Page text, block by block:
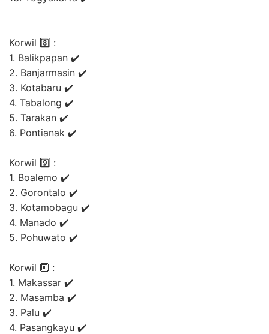
Korwil 8️⃣ :
1. Balikpapan ✔️
2. Banjarmasin ✔️
3. Kotabaru ✔️
4. Tabalong ✔️
5. Tarakan ✔️
6. Pontianak ✔️
Korwil 9️⃣ :
1. Boalemo ✔️
2. Gorontalo ✔️
3. Kotamobagu ✔️
4. Manado ✔️
5. Pohuwato ✔️
Korwil 🔟 :
1. Makassar ✔️
2. Masamba ✔️
3. Palu ✔️
4. Pasangkayu ✔️